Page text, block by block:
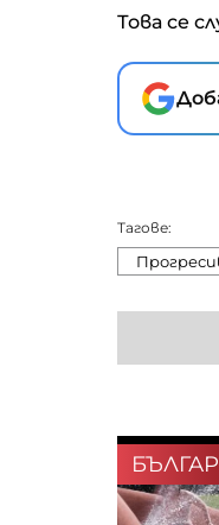
Това се
Тагове: